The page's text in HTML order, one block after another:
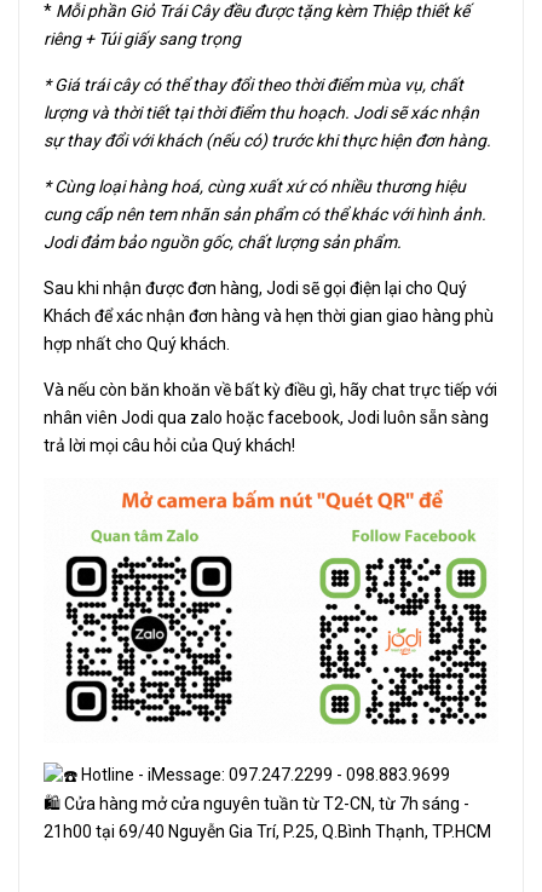
* Mỗi phần Giỏ Trái Cây đều được tặng kèm Thiệp thiết kế
riêng + Túi giấy sang trọng
* Giá trái cây có thể thay đổi theo thời điểm mùa vụ, chất
lượng và thời tiết tại thời điểm thu hoạch. Jodi sẽ xác nhận
sự thay đổi với khách (nếu có) trước khi thực hiện đơn hàng.
* Cùng loại hàng hoá, cùng xuất xứ có nhiều thương hiệu
cung cấp nên tem nhãn sản phẩm có thể khác với hình ảnh.
Jodi đảm bảo nguồn gốc, chất lượng sản phẩm.
Sau khi nhận được đơn hàng, Jodi sẽ gọi điện lại cho Quý
Khách để xác nhận đơn hàng và hẹn thời gian giao hàng phù
hợp nhất cho Quý khách.
Và nếu còn băn khoăn về bất kỳ điều gì, hãy chat trực tiếp với
nhân viên Jodi qua zalo hoặc facebook, Jodi luôn sẵn sàng
trả lời mọi câu hỏi của Quý khách!
Hotline - iMessage: 097.247.2299 - 098.883.9699
🛍 Cửa hàng mở cửa nguyên tuần từ T2-CN, từ 7h sáng -
21h00 tại 69/40 Nguyễn Gia Trí, P.25, Q.Bình Thạnh, TP.HCM